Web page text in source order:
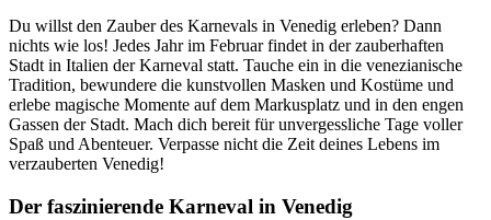
Du willst den Zauber des Karnevals in Venedig erleben? Dann
nichts wie los! Jedes Jahr im Februar findet in der zauberhaften
Stadt in Italien der Karneval statt. Tauche ein in die venezianische
Tradition, bewundere die kunstvollen Masken und Kostüme und
erlebe magische Momente auf dem Markusplatz und in den engen
Gassen der Stadt. Mach dich bereit für unvergessliche Tage voller
Spaß und Abenteuer. Verpasse nicht die Zeit deines Lebens im
verzauberten Venedig!
Der faszinierende Karneval in Venedig